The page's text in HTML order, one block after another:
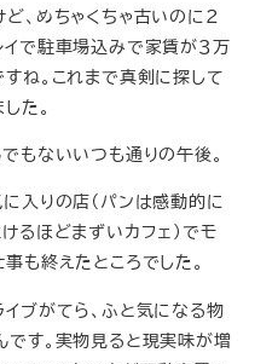
、めちゃくちゃ古いのに２
で駐車場込みで家賃が３万
ね。これまで真剣に探して
た。
もないいつも通りの午後。
入りの店（パンは感動的に
るほどまずいカフェ）でモ
も終えたところでした。
ブがてら、ふと気になる物
す。実物見ると現実味が増